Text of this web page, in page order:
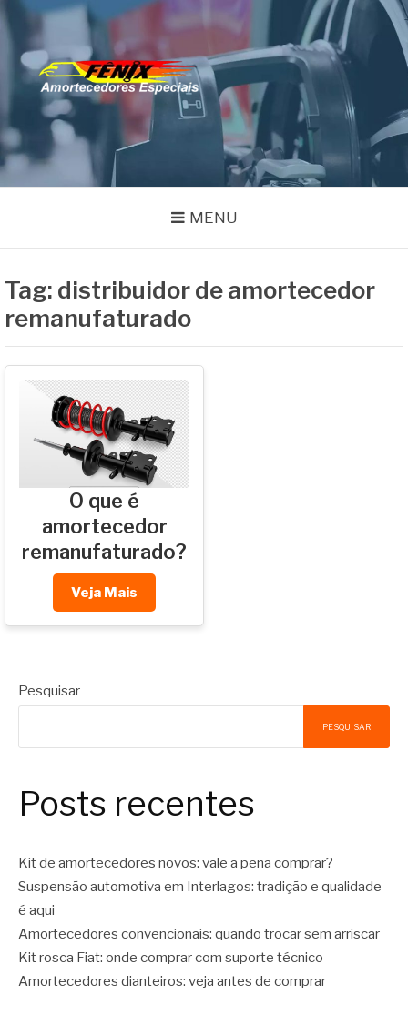
Pular
conteúdo
FENIX
AMORTECEDORES
Especialistas em Remanufatura de Amortecedores
MENU
Tag: distribuidor de amortecedor
remanufaturado
O que é
amortecedor
remanufaturado?
Veja Mais
Pesquisar
PESQUISAR
Posts recentes
Kit de amortecedores novos: vale a pena comprar?
Suspensão automotiva em Interlagos: tradição e qualidade
é aqui
Amortecedores convencionais: quando trocar sem arriscar
Kit rosca Fiat: onde comprar com suporte técnico
Amortecedores dianteiros: veja antes de comprar